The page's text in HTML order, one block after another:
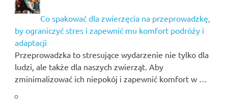
Co spakować dla zwierzęcia na przeprowadzkę,
by ograniczyć stres i zapewnić mu komfort podróży i
adaptacji
Przeprowadzka to stresujące wydarzenie nie tylko dla
ludzi, ale także dla naszych zwierząt. Aby
zminimalizować ich niepokój i zapewnić komfort w …